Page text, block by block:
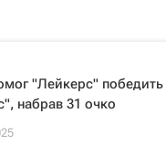
"Лейкерс" победить
набрав 31 очко